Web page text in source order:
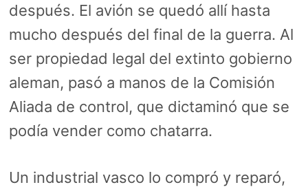
después. El avión se quedó allí hasta
mucho después del final de la guerra. Al
ser propiedad legal del extinto gobierno
aleman, pasó a manos de la Comisión
Aliada de control, que dictaminó que se
podía vender como chatarra.
Un industrial vasco lo compró y reparó,